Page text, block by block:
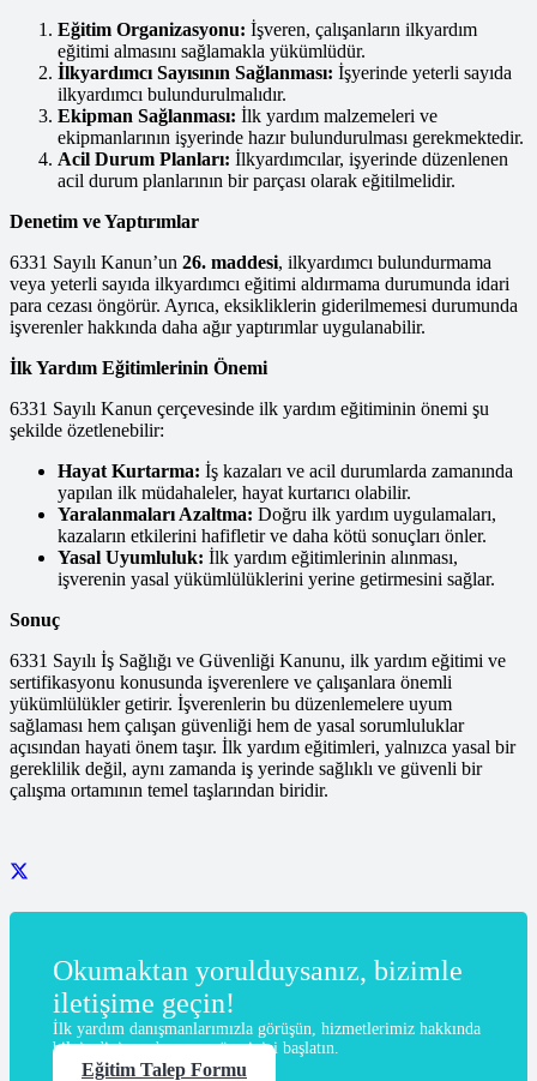
Eğitim Organizasyonu: İşveren, çalışanların ilkyardım
eğitimi almasını sağlamakla yükümlüdür.
İlkyardımcı Sayısının Sağlanması: İşyerinde yeterli sayıda
ilkyardımcı bulundurulmalıdır.
Ekipman Sağlanması: İlk yardım malzemeleri ve
ekipmanlarının işyerinde hazır bulundurulması gerekmektedir.
Acil Durum Planları: İlkyardımcılar, işyerinde düzenlenen
acil durum planlarının bir parçası olarak eğitilmelidir.
Denetim ve Yaptırımlar
6331 Sayılı Kanun’un 26. maddesi, ilkyardımcı bulundurmama
veya yeterli sayıda ilkyardımcı eğitimi aldırmama durumunda idari
para cezası öngörür. Ayrıca, eksikliklerin giderilmemesi durumunda
işverenler hakkında daha ağır yaptırımlar uygulanabilir.
İlk Yardım Eğitimlerinin Önemi
6331 Sayılı Kanun çerçevesinde ilk yardım eğitiminin önemi şu
şekilde özetlenebilir:
Hayat Kurtarma: İş kazaları ve acil durumlarda zamanında
yapılan ilk müdahaleler, hayat kurtarıcı olabilir.
Yaralanmaları Azaltma: Doğru ilk yardım uygulamaları,
kazaların etkilerini hafifletir ve daha kötü sonuçları önler.
Yasal Uyumluluk: İlk yardım eğitimlerinin alınması,
işverenin yasal yükümlülüklerini yerine getirmesini sağlar.
Sonuç
6331 Sayılı İş Sağlığı ve Güvenliği Kanunu, ilk yardım eğitimi ve
sertifikasyonu konusunda işverenlere ve çalışanlara önemli
yükümlülükler getirir. İşverenlerin bu düzenlemelere uyum
sağlaması hem çalışan güvenliği hem de yasal sorumluluklar
açısından hayati önem taşır. İlk yardım eğitimleri, yalnızca yasal bir
gereklilik değil, aynı zamanda iş yerinde sağlıklı ve güvenli bir
çalışma ortamının temel taşlarından biridir.
Okumaktan yorulduysanız, bizimle
iletişime geçin!
İlk yardım danışmanlarımızla görüşün, hizmetlerimiz hakkında
bilgi edinin ve başvuru sürecinizi başlatın.
Eğitim Talep Formu